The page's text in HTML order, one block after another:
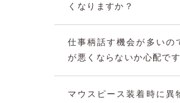
くなりますか？
仕事柄話す機会が多いの
が悪くならないか心配です
マウスピース装着時に異